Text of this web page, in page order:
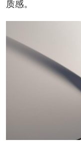
质感。